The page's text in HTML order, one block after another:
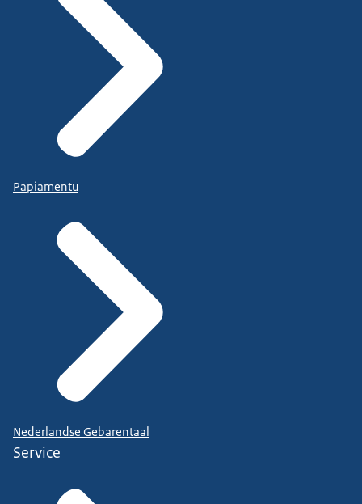
Papiamentu
Nederlandse Gebarentaal
Service